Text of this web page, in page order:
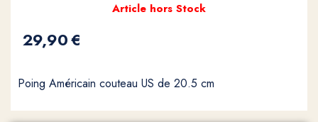
29,90€
Article hors Stock
Poing Américain couteau US de 20.5 cm